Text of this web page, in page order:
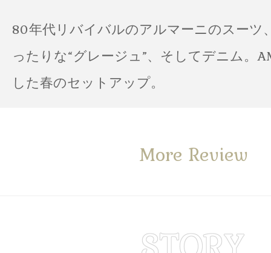
80年代リバイバルのアルマーニのスーツ
ったりな“グレージュ”、そしてデニム。
した春のセットアップ。
More Review